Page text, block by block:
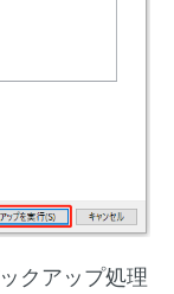
クアップ処理